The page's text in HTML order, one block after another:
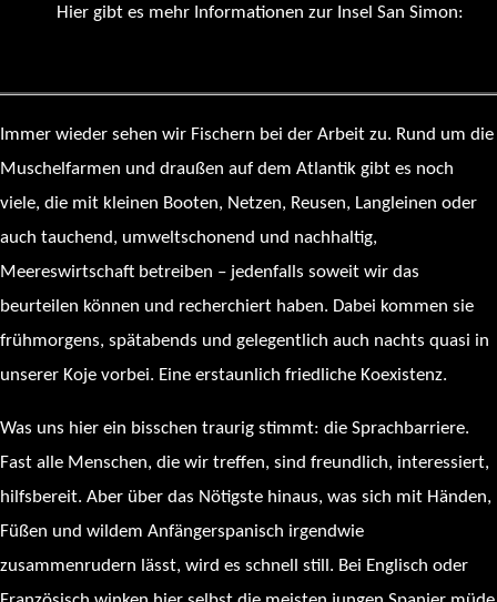
Hier gibt es mehr Informationen zur Insel San Simon:
Immer wieder sehen wir Fischern bei der Arbeit zu. Rund um die
Muschelfarmen und draußen auf dem Atlantik gibt es noch
viele, die mit kleinen Booten, Netzen, Reusen, Langleinen oder
auch tauchend, umweltschonend und nachhaltig,
Meereswirtschaft betreiben – jedenfalls soweit wir das
beurteilen können und recherchiert haben. Dabei kommen sie
frühmorgens, spätabends und gelegentlich auch nachts quasi in
unserer Koje vorbei. Eine erstaunlich friedliche Koexistenz.
Was uns hier ein bisschen traurig stimmt: die Sprachbarriere.
Fast alle Menschen, die wir treffen, sind freundlich, interessiert,
hilfsbereit. Aber über das Nötigste hinaus, was sich mit Händen,
Füßen und wildem Anfängerspanisch irgendwie
zusammenrudern lässt, wird es schnell still. Bei Englisch oder